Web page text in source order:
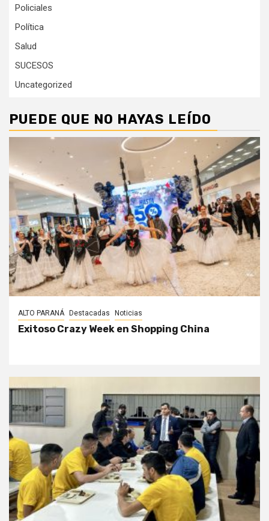
Policiales
Política
Salud
SUCESOS
Uncategorized
PUEDE QUE NO HAYAS LEÍDO
ALTO PARANÁ Destacadas Noticias
Exitoso Crazy Week en Shopping China